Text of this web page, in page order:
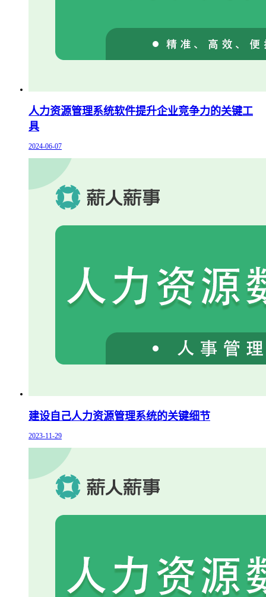
人力资源管理系统软件提升企业竞争力的关键工
具
2024-06-07
建设自己人力资源管理系统的关键细节
2023-11-29